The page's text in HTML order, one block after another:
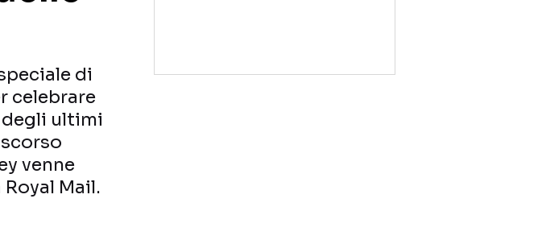
di
celebrare
ultimi
venne
Mail.